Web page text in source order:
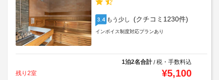
3.4 もう少し (クチコミ1230件)
インボイス制度対応プランあり
1泊2名合計/税・手数料込
残り2室
¥5,100